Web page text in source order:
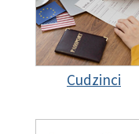
Cudzinci